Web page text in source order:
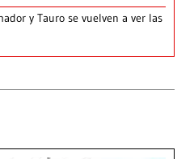
y Tauro se vuelven a ver las